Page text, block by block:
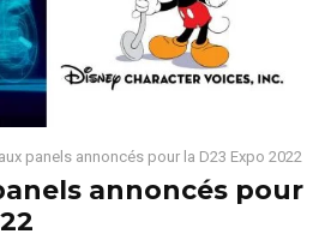
panels annoncés pour la D23 Expo 2022
annoncés pour